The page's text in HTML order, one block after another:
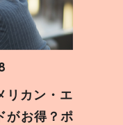
リカン・エ
がお得？ポ